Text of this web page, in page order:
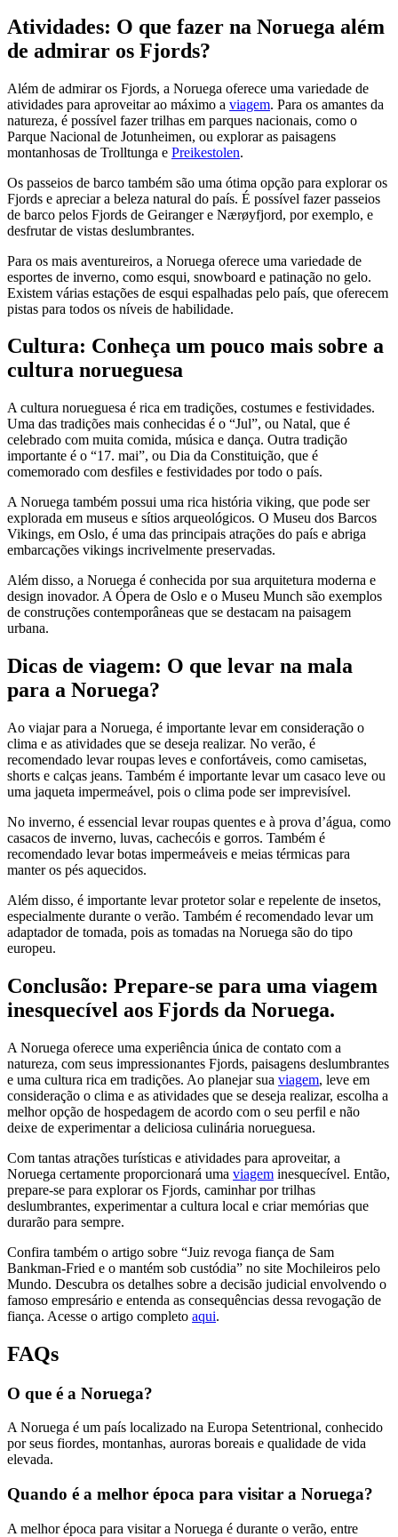
Atividades: O que fazer na Noruega além
de admirar os Fjords?
Além de admirar os Fjords, a Noruega oferece uma variedade de
atividades para aproveitar ao máximo a viagem. Para os amantes da
natureza, é possível fazer trilhas em parques nacionais, como o
Parque Nacional de Jotunheimen, ou explorar as paisagens
montanhosas de Trolltunga e Preikestolen.
Os passeios de barco também são uma ótima opção para explorar os
Fjords e apreciar a beleza natural do país. É possível fazer passeios
de barco pelos Fjords de Geiranger e Nærøyfjord, por exemplo, e
desfrutar de vistas deslumbrantes.
Para os mais aventureiros, a Noruega oferece uma variedade de
esportes de inverno, como esqui, snowboard e patinação no gelo.
Existem várias estações de esqui espalhadas pelo país, que oferecem
pistas para todos os níveis de habilidade.
Cultura: Conheça um pouco mais sobre a
cultura norueguesa
A cultura norueguesa é rica em tradições, costumes e festividades.
Uma das tradições mais conhecidas é o “Jul”, ou Natal, que é
celebrado com muita comida, música e dança. Outra tradição
importante é o “17. mai”, ou Dia da Constituição, que é
comemorado com desfiles e festividades por todo o país.
A Noruega também possui uma rica história viking, que pode ser
explorada em museus e sítios arqueológicos. O Museu dos Barcos
Vikings, em Oslo, é uma das principais atrações do país e abriga
embarcações vikings incrivelmente preservadas.
Além disso, a Noruega é conhecida por sua arquitetura moderna e
design inovador. A Ópera de Oslo e o Museu Munch são exemplos
de construções contemporâneas que se destacam na paisagem
urbana.
Dicas de viagem: O que levar na mala
para a Noruega?
Ao viajar para a Noruega, é importante levar em consideração o
clima e as atividades que se deseja realizar. No verão, é
recomendado levar roupas leves e confortáveis, como camisetas,
shorts e calças jeans. Também é importante levar um casaco leve ou
uma jaqueta impermeável, pois o clima pode ser imprevisível.
No inverno, é essencial levar roupas quentes e à prova d’água, como
casacos de inverno, luvas, cachecóis e gorros. Também é
recomendado levar botas impermeáveis e meias térmicas para
manter os pés aquecidos.
Além disso, é importante levar protetor solar e repelente de insetos,
especialmente durante o verão. Também é recomendado levar um
adaptador de tomada, pois as tomadas na Noruega são do tipo
europeu.
Conclusão: Prepare-se para uma viagem
inesquecível aos Fjords da Noruega.
A Noruega oferece uma experiência única de contato com a
natureza, com seus impressionantes Fjords, paisagens deslumbrantes
e uma cultura rica em tradições. Ao planejar sua viagem, leve em
consideração o clima e as atividades que se deseja realizar, escolha a
melhor opção de hospedagem de acordo com o seu perfil e não
deixe de experimentar a deliciosa culinária norueguesa.
Com tantas atrações turísticas e atividades para aproveitar, a
Noruega certamente proporcionará uma viagem inesquecível. Então,
prepare-se para explorar os Fjords, caminhar por trilhas
deslumbrantes, experimentar a cultura local e criar memórias que
durarão para sempre.
Confira também o artigo sobre “Juiz revoga fiança de Sam
Bankman-Fried e o mantém sob custódia” no site Mochileiros pelo
Mundo. Descubra os detalhes sobre a decisão judicial envolvendo o
famoso empresário e entenda as consequências dessa revogação de
fiança. Acesse o artigo completo aqui.
FAQs
O que é a Noruega?
A Noruega é um país localizado na Europa Setentrional, conhecido
por seus fiordes, montanhas, auroras boreais e qualidade de vida
elevada.
Quando é a melhor época para visitar a Noruega?
A melhor época para visitar a Noruega é durante o verão, entre